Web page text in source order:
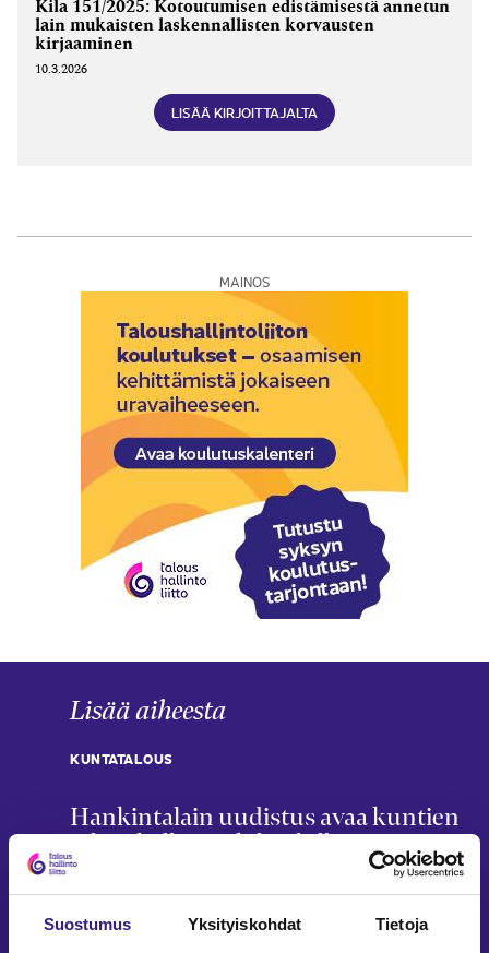
Suostumus Yksityiskohdat Tietoja
Kila 151/2025: Kotoutumisen edistämisestä annetun
lain mukaisten laskennallisten korvausten
kirjaaminen
10.3.2026
LISÄÄ KIRJOITTAJALTA
MAINOS
Lisää aiheesta
KUNTATALOUS
Hankintalain uudistus avaa kuntien
taloushallintoa kilpailulle
27.5.2026 5 min
KUNTATALOUS